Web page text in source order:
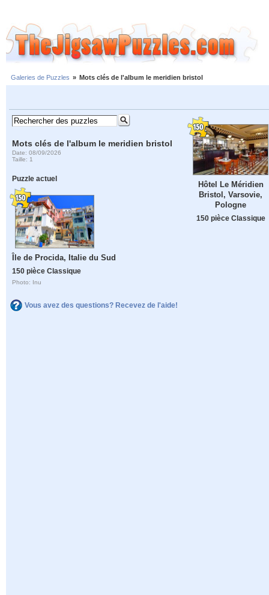
Galeries de Puzzles » Mots clés de l'album le meridien bristol
Mots clés de l'album le meridien bristol
Date: 08/09/2026
Taille: 1
Puzzle actuel
Île de Procida, Italie du Sud
150 pièce Classique
Photo: Inu
Vous avez des questions? Recevez de l'aide!
Hôtel Le Méridien
Bristol, Varsovie,
Pologne
150 pièce Classique